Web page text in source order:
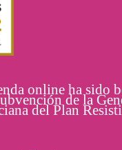
online ha sido
de la
del Plan